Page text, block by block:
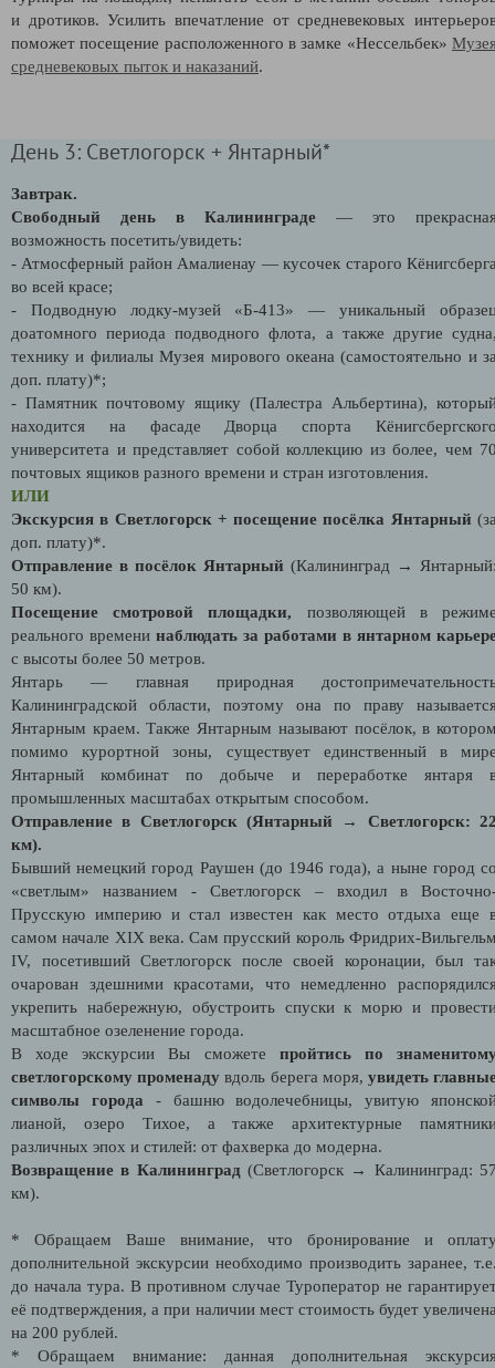
и дротиков. Усилить впечатление от средневековых
поможет посещение расположенного в замке «Нессельбек»
средневековых пыток и наказаний.
День 3: Светлогорск + Янтарный*
Завтрак.
Свободный день в Калининграде — это
возможность посетить/увидеть:
- Атмосферный район Амалиенау — кусочек старого
во всей красе;
- Подводную лодку-музей «Б-413» — уникальный
доатомного периода подводного флота, а также другие
технику и филиалы Музея мирового океана (самостоятельно и
доп. плату)*;
- Памятник почтовому ящику (Палестра Альбертина),
находится на фасаде Дворца спорта
университета и представляет собой коллекцию из более, чем
почтовых ящиков разного времени и стран изготовления.
ИЛИ
Экскурсия в Светлогорск + посещение посёлка Янтарный
доп. плату)*.
Отправление в посёлок Янтарный (Калининград →
50 км).
Посещение смотровой площадки, позволяющей в
реального времени наблюдать за работами в янтарном
с высоты более 50 метров.
Янтарь — главная природная
Калининградской области, поэтому она по праву
Янтарным краем. Также Янтарным называют посёлок, в
помимо курортной зоны, существует единственный в
Янтарный комбинат по добыче и переработке янтаря
промышленных масштабах открытым способом.
Отправление в Светлогорск (Янтарный → Светлогорск:
км).
Бывший немецкий город Раушен (до 1946 года), а ныне город
«светлым» названием - Светлогорск – входил в
Прусскую империю и стал известен как место отдыха еще
самом начале XIX века. Сам прусский король Фридрих-
IV, посетивший Светлогорск после своей коронации, был
очарован здешними красотами, что немедленно
укрепить набережную, обустроить спуски к морю и
масштабное озеленение города.
В ходе экскурсии Вы сможете пройтись по
светлогорскому променадувдоль берега моря, увидеть
символы города - башню водолечебницы, увитую
лианой, озеро Тихое, а также архитектурные
различных эпох и стилей: от фахверка до модерна.
Возвращение в Калининград (Светлогорск → Калининград:
км).
* Обращаем Ваше внимание, что бронирование и
дополнительной экскурсии необходимо производить заранее,
до начала тура. В противном случае Туроператор не
её подтверждения, а при наличии мест стоимость будет
на 200 рублей.
* Обращаем внимание: данная дополнительная